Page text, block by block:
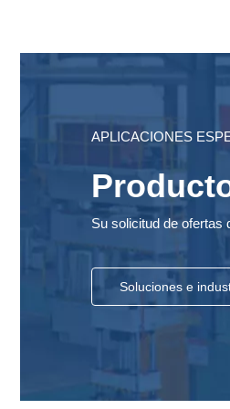
APLICACIONES
Su solicitud de ofertas
Soluciones e